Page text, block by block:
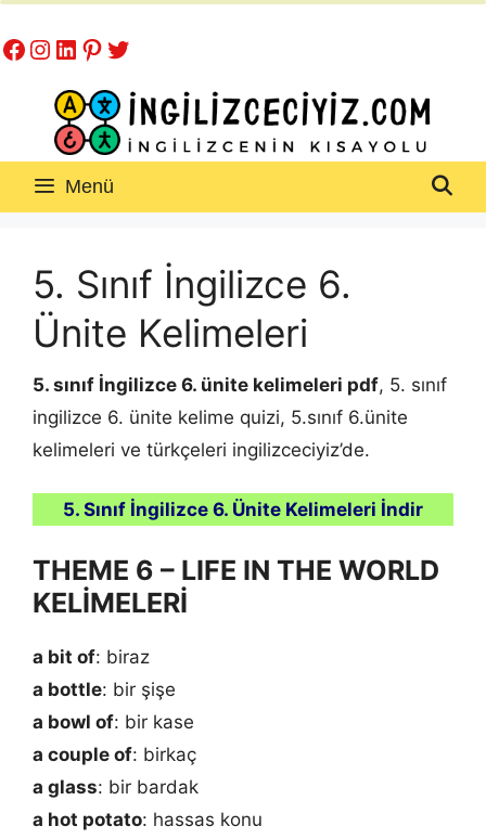
atla
Facebook
Instagram
LinkedIn
Pinterest
Twitter
Menü
5. Sınıf İngilizce 6.
Ünite Kelimeleri
5. sınıf İngilizce 6. ünite kelimeleri pdf, 5. sınıf
ingilizce 6. ünite kelime quizi, 5.sınıf 6.ünite
kelimeleri ve türkçeleri ingilizceciyiz’de.
5. Sınıf İngilizce 6. Ünite Kelimeleri İndir
THEME 6 – LIFE IN THE WORLD
KELİMELERİ
a bit of: biraz
a bottle: bir şişe
a bowl of: bir kase
a couple of: birkaç
a glass: bir bardak
a hot potato: hassas konu